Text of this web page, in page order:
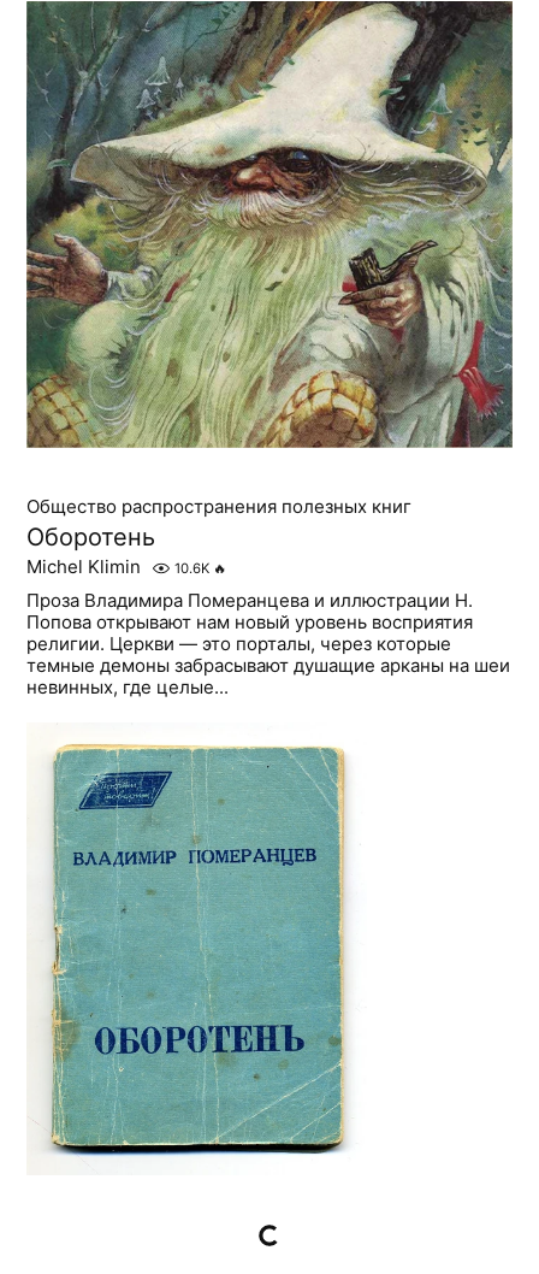
Общество распространения полезных книг
Оборотень
Michel Klimin 10.6K 🔥
Проза Владимира Померанцева и иллюстрации Н.
Попова открывают нам новый уровень восприятия
религии. Церкви — это порталы, через которые
темные демоны забрасывают душащие арканы на шеи
невинных, где целые...